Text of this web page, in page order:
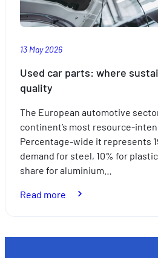
this
summer
13 May 2026
Used car parts: where
quality
The European automotive
continent’s most resource-
Percentage-wide it represents
demand for steel, 10% for
share for aluminium…
Read more
parts: